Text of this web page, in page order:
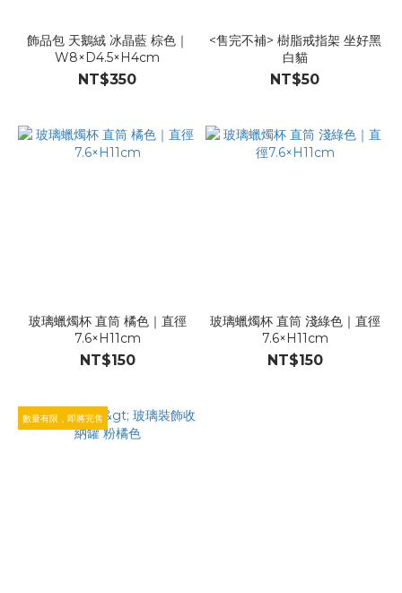
飾品包 天鵝絨 冰晶藍 棕色｜
W8×D4.5×H4cm
NT$350
<售完不補> 樹脂戒指架 坐好黑
白貓
NT$50
玻璃蠟燭杯 直筒 橘色｜直徑
7.6×H11cm
NT$150
玻璃蠟燭杯 直筒 淺綠色｜直徑
7.6×H11cm
NT$150
數量有限，即將完售